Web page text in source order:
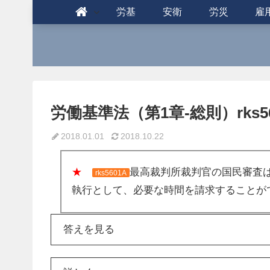
労基 安衛 労災 雇
労働基準法（第1章-総則）
2018.01.01 2018.10.22
★ rks5601A 最高裁判所裁判官の国民審査
執行として、必要な時間を請求すること
答えを見る